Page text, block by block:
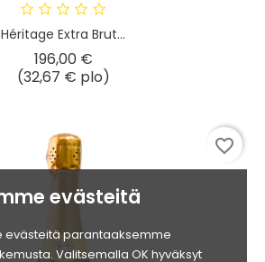
evästeitä
evästeitä parantaaksemme
Valitsemalla OK hyväksyt
Héritage Extra Brut...
196,00 €Hinta
(32,67 € plo)
favorite_border